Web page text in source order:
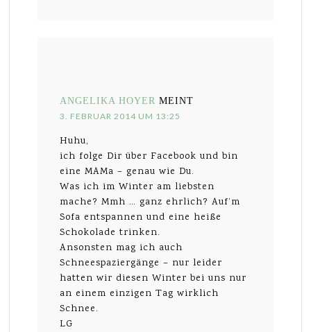
ANGELIKA HOYER MEINT
3. FEBRUAR 2014 UM 13:25
Huhu,
ich folge Dir über Facebook und bin
eine MAMa – genau wie Du.
Was ich im Winter am liebsten
mache? Mmh … ganz ehrlich? Auf’m
Sofa entspannen und eine heiße
Schokolade trinken.
Ansonsten mag ich auch
Schneespaziergänge – nur leider
hatten wir diesen Winter bei uns nur
an einem einzigen Tag wirklich
Schnee.
LG